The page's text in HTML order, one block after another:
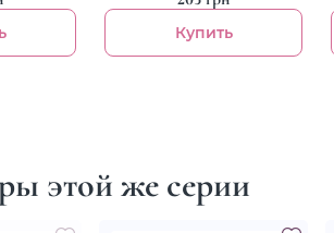
Купить
этой же серии